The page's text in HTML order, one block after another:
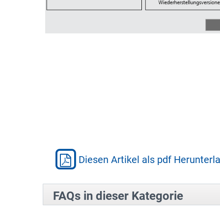
Diesen Artikel als pdf
FAQs in dieser Kategorie